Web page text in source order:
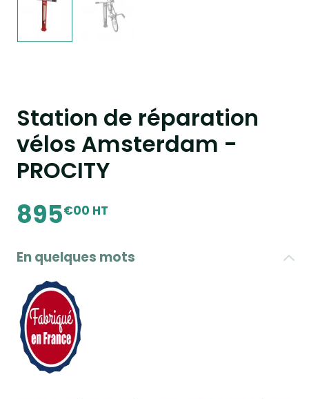
Station de réparation
vélos Amsterdam -
PROCITY
895€00 HT
En quelques mots